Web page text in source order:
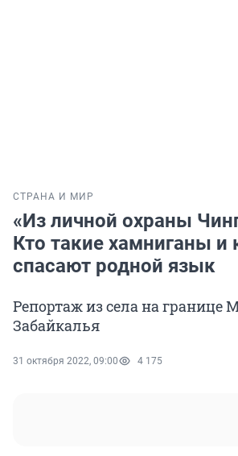
СТРАНА И МИР
«Из личной охраны
Кто такие хамниганы и
спасают родной язык
Репортаж из села на границе
Забайкалья
31 октября 2022, 09:00 4 175